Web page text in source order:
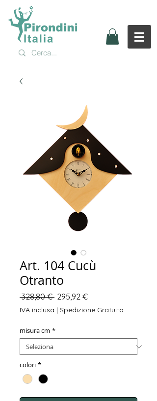
Art. 104 Cucù
Otranto
328,80 € Prezzo
regolare
295,92 €Prezzo
scontato
IVA inclusa | Spedizione Gratuita
misura cm *
colori *